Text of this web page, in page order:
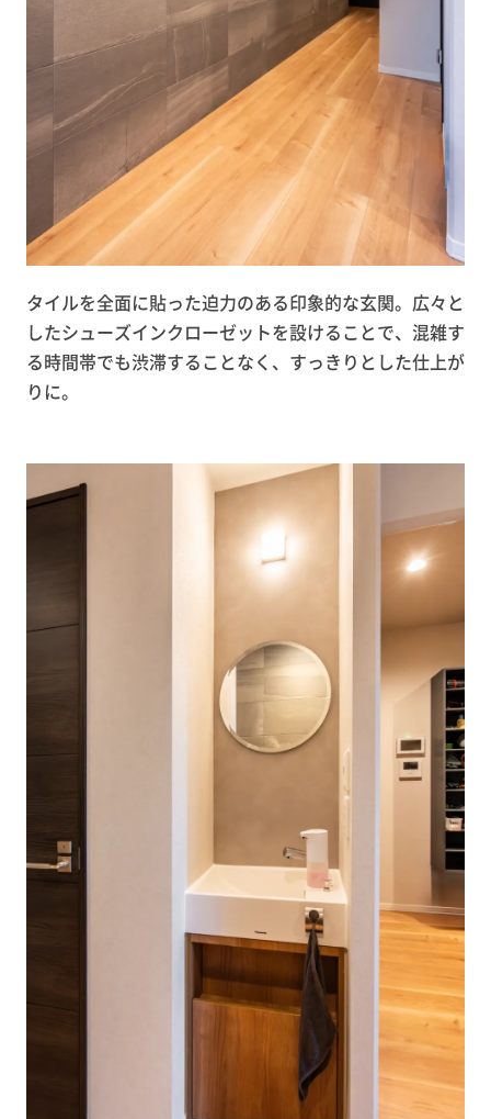
タイルを全面に貼った迫力のある印象的な玄関。広々と
したシューズインクローゼットを設けることで、混雑す
る時間帯でも渋滞することなく、すっきりとした仕上が
りに。